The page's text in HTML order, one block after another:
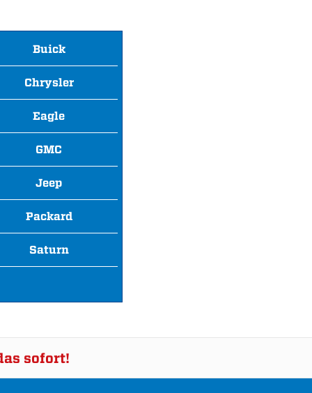
Buick
Chrysler
Eagle
GMC
Jeep
Packard
Saturn
sofort!